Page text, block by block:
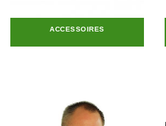
ACCESSOIRES